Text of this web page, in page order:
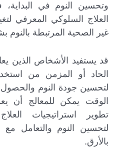
وتحسين النوم في
العلاج السلوكي المعرفي
غير الصحية المرتبطة بالنوم
قد يستفيد الأشخاص الذين
الحاد أو المزمن من
لتحسين جودة النوم
الوقت يمكن للمعالج أن
تطوير استراتيجيات
لتحسين النوم والتعامل مع
بالأرق.